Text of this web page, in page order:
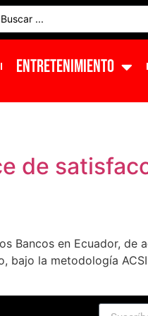
ENTRETENIMIENTO
de
Bancos en Ecuador, de
bajo la metodología